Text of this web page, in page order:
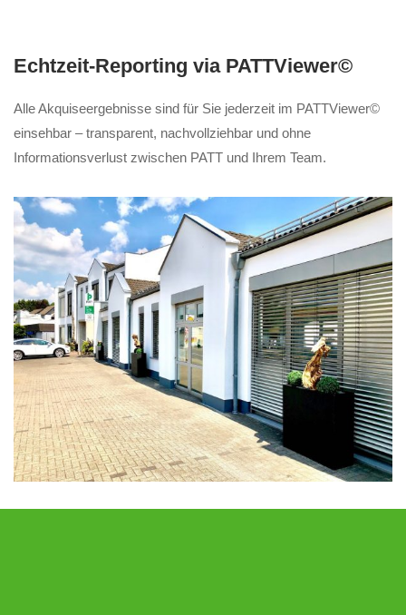
Echtzeit-Reporting via PATTViewer©
Alle Akquiseergebnisse sind für Sie jederzeit im PATTViewer©
einsehbar – transparent, nachvollziehbar und ohne
Informationsverlust zwischen PATT und Ihrem Team.